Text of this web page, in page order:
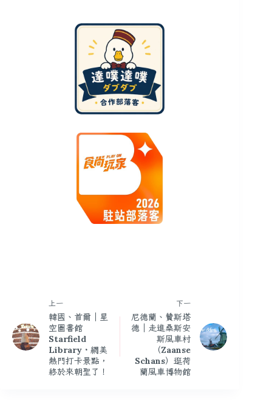
上一
韓國、首爾｜星
空圖書館
Starfield
Library・網美
熱門打卡景點，
終於來朝聖了！
下一
尼德蘭、贊斯塔
德｜走進桑斯安
斯風車村
（Zaanse
Schans）逛荷
蘭風車博物館